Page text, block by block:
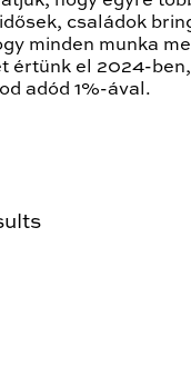
családok
minden munka
értünk el 2024-
adód 1%-ával.